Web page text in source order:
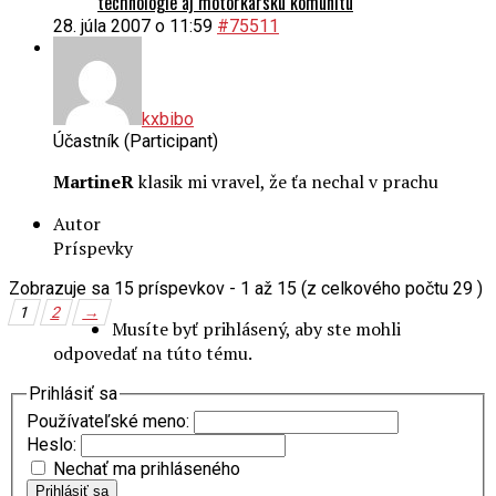
Účastník (Participant)
MartineRklasik mi vravel, že ťa nechal v prachu
Autor
Zobrazuje sa 15 príspevkov - 1 až 15 (z celkového počtu 29 )
Musíte byť prihlásený, aby ste mohli
odpovedať na túto tému.
Prihlásiť sa
Používateľské meno:
Heslo:
Nechať ma prihláseného
Prihlásiť sa